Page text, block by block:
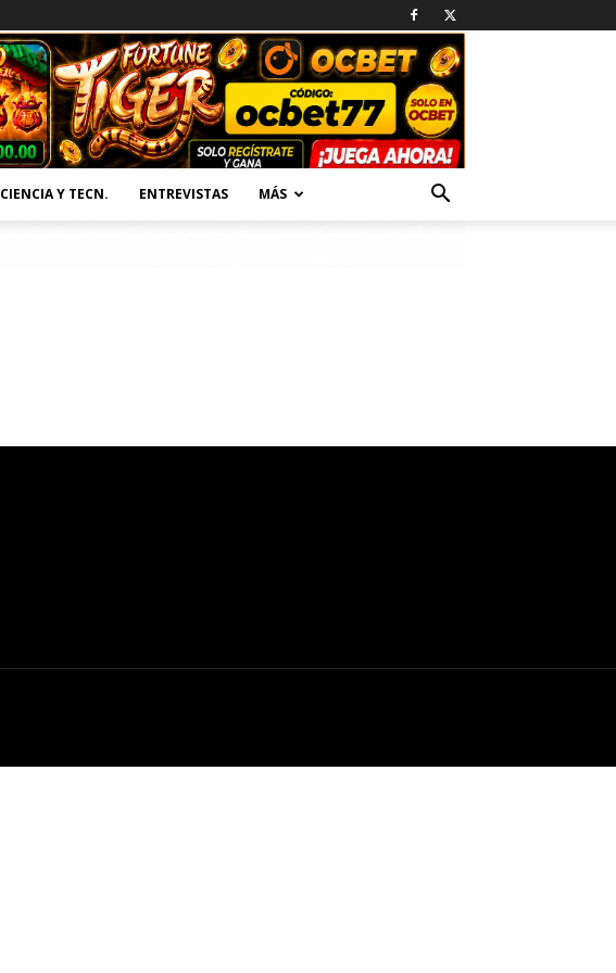
CIENCIA Y TECN. ENTREVISTAS MÁS